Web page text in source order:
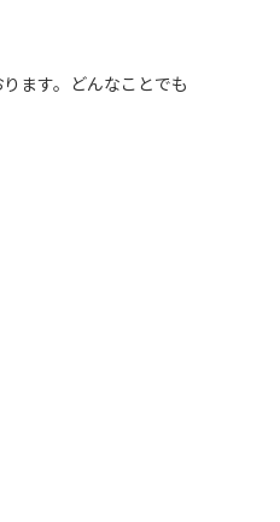
ます。どんなことでも